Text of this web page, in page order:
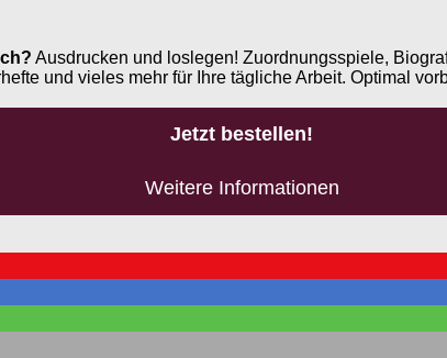
Ausdrucken und loslegen! Zuordnungsspiele,
und vieles mehr für Ihre tägliche Arbeit. Optimal
Jetzt bestellen!
Weitere Informationen